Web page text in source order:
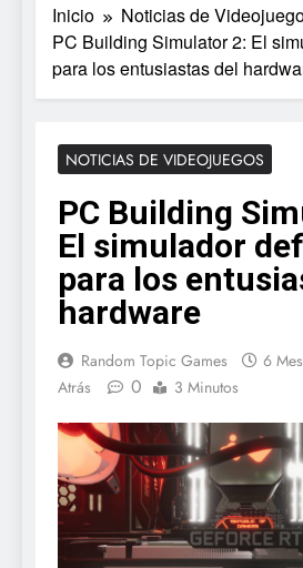
Inicio
Noticias de
PC Building Simulator 2: El
para los entusiastas del
NOTICIAS DE VIDEOJUEGOS
PC Building
El simulador
para los
hardware
Random Topic Games
6
Atrás
0 3 Minutos